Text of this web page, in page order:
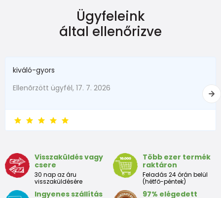
Kor
0-1 hónap do 50
74
86 12-18 hónapok 81 - 86
18-24
měshónapok
87 - 92
Ügyfeleink
által ellenőrizve
kiváló-gyors
Ellenõrzött ügyfél, 17. 7. 2026
Visszaküldés vagy
csere
30 nap az áru
visszaküldésére
Több ezer termék
raktáron
Feladás 24 órán belül
(hétfő-péntek)
Ingyenes szállítás
97% elégedett